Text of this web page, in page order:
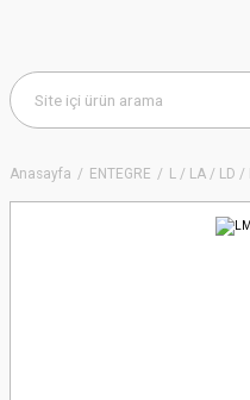
Anasayfa ENTEGRE L / LA / LD /